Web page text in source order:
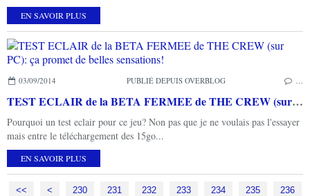
EN SAVOIR PLUS
03/09/2014 PUBLIÉ DEPUIS OVERBLOG …
TEST ECLAIR de la BETA FERMEE de THE CREW (sur PC): ça promet de belles sensations!
Pourquoi un test eclair pour ce jeu? Non pas que je ne voulais pas l'essayer
mais entre le téléchargement des 15go...
EN SAVOIR PLUS
<< < 200
210
220
230 231 232 233 234 235
236